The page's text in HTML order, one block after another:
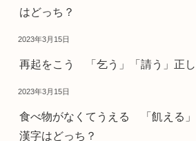
はどっち？
2023年3月15日
再起をこう 「乞う」「請う」正し
2023年3月15日
食べ物がなくてうえる 「飢える
漢字はどっち？